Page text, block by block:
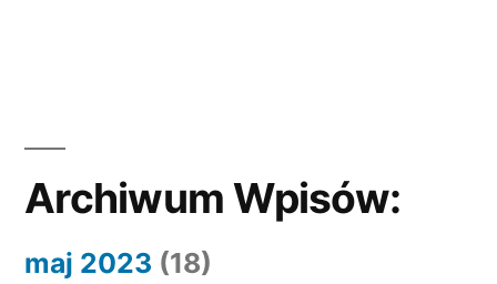
Archiwum Wpisów:
maj 2023 (18)